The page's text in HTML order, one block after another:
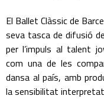
El Ballet Clàssic de
seva tasca de difusió
per l’impuls al talent
com una de les
dansa al país, amb
la sensibilitat